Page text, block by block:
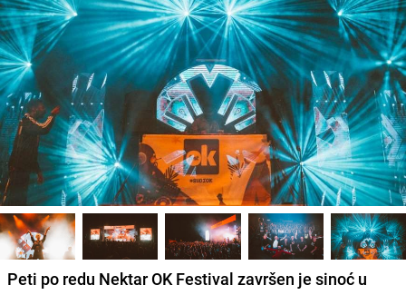
Peti po redu Nektar OK Festival završen je sinoć u